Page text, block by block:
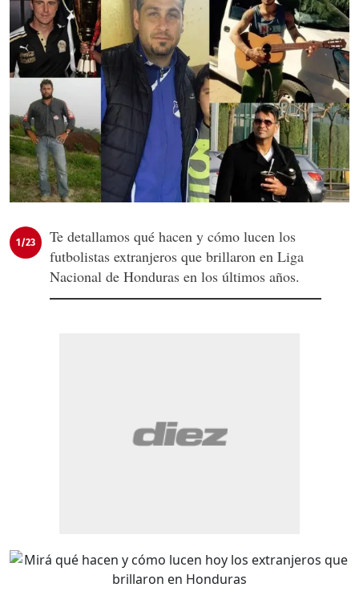
1/23
Te detallamos qué hacen y cómo lucen los
futbolistas extranjeros que brillaron en Liga
Nacional de Honduras en los últimos años.